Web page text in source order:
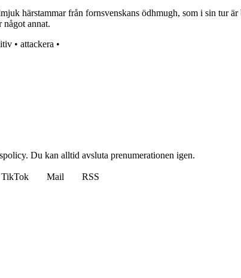
härstammar från fornsvenskans ödhmugh, som i sin tur
något annat.
• attackera •
Du kan alltid avsluta prenumerationen igen.
TikTok Mail
RSS